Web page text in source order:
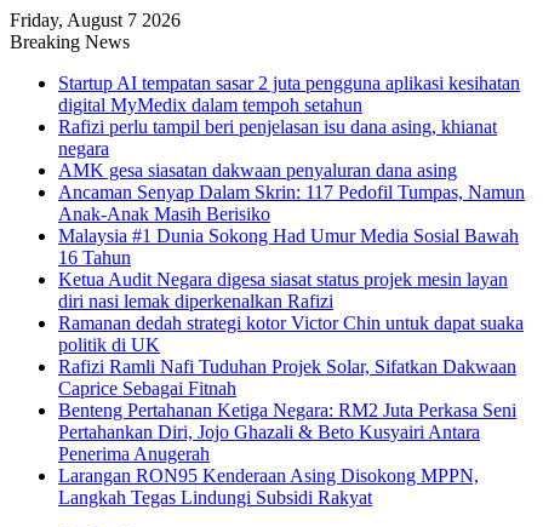
Friday, August 7 2026
Breaking News
Startup AI tempatan sasar 2 juta pengguna aplikasi kesihatan
digital MyMedix dalam tempoh setahun
Rafizi perlu tampil beri penjelasan isu dana asing, khianat
negara
AMK gesa siasatan dakwaan penyaluran dana asing
Ancaman Senyap Dalam Skrin: 117 Pedofil Tumpas, Namun
Anak-Anak Masih Berisiko
Malaysia #1 Dunia Sokong Had Umur Media Sosial Bawah
16 Tahun
Ketua Audit Negara digesa siasat status projek mesin layan
diri nasi lemak diperkenalkan Rafizi
Ramanan dedah strategi kotor Victor Chin untuk dapat suaka
politik di UK
Rafizi Ramli Nafi Tuduhan Projek Solar, Sifatkan Dakwaan
Caprice Sebagai Fitnah
Benteng Pertahanan Ketiga Negara: RM2 Juta Perkasa Seni
Pertahankan Diri, Jojo Ghazali & Beto Kusyairi Antara
Penerima Anugerah
Larangan RON95 Kenderaan Asing Disokong MPPN,
Langkah Tegas Lindungi Subsidi Rakyat